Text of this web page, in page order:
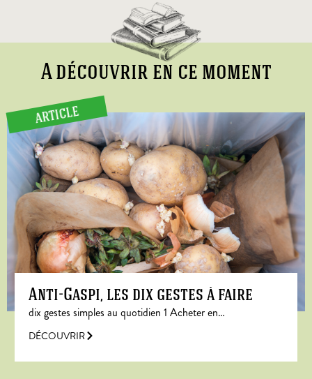
A découvrir en ce moment
ARTICLE
Anti-Gaspi, les dix gestes à faire
dix gestes simples au quotidien 1 Acheter en…
DÉCOUVRIR